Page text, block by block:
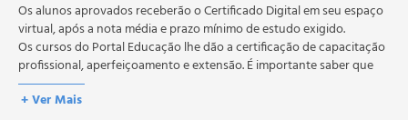
A média final deve ser igual ou superior a 60%para a conclusão e
recebimento do certificado digital do curso. Em caso de reprovação,
o aluno poderá realizar novamente a prova dentro do período do
curso quantas vezes desejar. Os cursos gratuitos não possuem nova
prova, atividades reflexivas e descritivas.
Os alunos aprovados receberão o Certificado Digital em seu espaço
virtual, após a nota média e prazo mínimo de estudo exigido.
Os cursos do Portal Educação lhe dão a certificação de capacitação
profissional, aperfeiçoamento e extensão. É importante saber que
esses títulos não se equivalem às certificações de cursos técnicos ou
de formação escolar, e não dão o direito de assumir
+ Ver Mais